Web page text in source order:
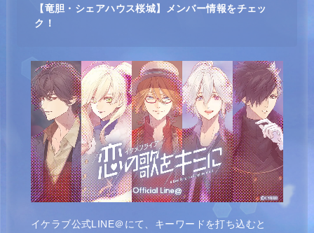
【竜胆・シェアハウス桜城】メンバー情報をチェッ
ク！
イケラブ公式LINE＠にて、キーワードを打ち込むと